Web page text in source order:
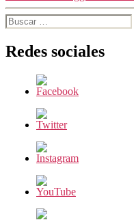
Buscar:
Redes sociales